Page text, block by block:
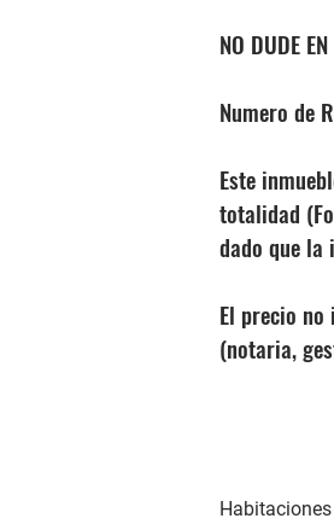
NO DUDE
Numero de
Este
totalidad
dado que
El precio
(notaria,
Habitaciones